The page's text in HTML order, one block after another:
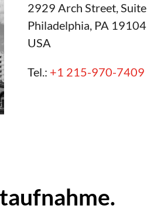
2929 Arch Street,
Philadelphia, PA 19104
USA
Tel.: +1 215-970-7409